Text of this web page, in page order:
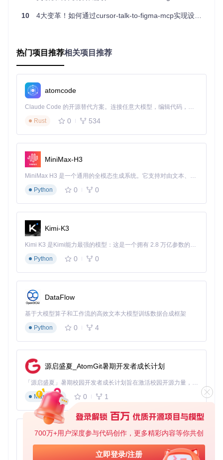
700万+用户深度参与代码创作，更多精彩内容等你共创
立即登录/注册
socket.onmessage = ( event
const
{ header, body } = data );
handleMCPCommand(body. command , body.parameters);
采用该架构后，设计数据到代码实现的平均转换时间从4小时
缩短至24分钟，数据传输错误率从18%降至0.5%以下。
技术原理→AI理解机制
问题：设计意图与代码实现存在语义鸿沟
传统工具无法理解设计元素的语义信息，如"主按钮"不仅是视
觉样式，还包含交互逻辑和状态变化，导致70%的开发时间用
于理解设计意图。
方案：设计语义提取与指令生成
语义解析：通过AST（抽象语法树）分析Figma节点结构，
提取组件层级关系和属性约束
ct、Vue等多框架输出
设计语义提取流程：
扫描Figma文档获取节点树
识别组件类型和属性特征
构建语义化描述（如"primary-button-lg"）
生成符合目标框架的代码模板
效果：代码生成准确率达92%
在电商平台实际测试中，AI能正确理解92%的设计意图，复杂
组件的代码生成时间从2小时缩短至8分钟。
实战指南→环境部署
问题：传统工具配置复杂，团队 adoption 成本高
调研显示，85%的团队因配置复杂放弃使用设计开发协同工
具，平均部署时间超过3天。
方案：一键式环境搭建
简化安装流程
容器化部署：支持Docker快速部署，内置默认配置
10 4大变革！如何通过cursor-talk-to-figma-mcp实现设计开发实时协作？
热门项目推荐相关项目推荐
atomcode
Claude Code 的开源替代方案。连接任意大模型，编辑代码，运行命令，自动验证 — 全自动执行。用 Rust 构建，极致性能。 ｜ An open-source alternative to Claude Code. Connect any LLM, edit code, run commands, and verify changes — autonomously. Built in Rust for speed. Get Started
Rust
0 534
MiniMax-H3
MiniMax H3 是一个通用的全模态生成系统。它支持对由文本、图像、视频和音频组成的多模态上下文进行统一理解，并能生成分辨率高达 2K、时长可达 15 秒的带原生立体声音频的视频。得益于面向任务泛化的系统设计，H3 在预训练阶段就已具备广泛的多模态上下文理解与生成能力，能够出色地执行复杂的多模态指令。
Python
0 0
Kimi-K3
Kimi K3 是Kimi能力最强的模型：这是一个拥有 2.8 万亿参数的混合专家（MoE）模型，具备原生视觉理解能力，并支持 100 万 token 的上下文窗口。
Python
0 0
DataFlow
基于大模型算子和工作流的高效文本大模型训练数据合成框架
Python
0 4
源启盛夏_AtomGit暑期开发者成长计划
「源启盛夏」暑期校园开发者成长计划旨在激活校园开源力量，通过积分激励、认证扶持、资源倾斜等形式，引导高校组织和开发者完成「入驻 — 建项目 — 做贡献 — 获认证 — 得资源」的完整闭环。无论你是想带领社团入驻平台的组织者，还是希望用代码贡献证明自己的开发者，都能在这里找到属于你的成长路径。
Markdown
0 1
py-xiaozhi
基于Python的Xiaozhi AI，适用于想要完整Xiaozhi体验而无需拥有专用硬件的用户。